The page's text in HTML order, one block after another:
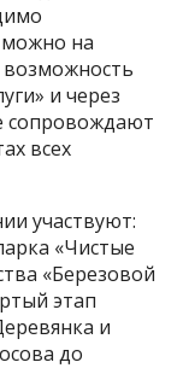
можно на
возможность
и через
сопровождают
всех
участвуют:
«Чистые
«Березовой
этап
и
до